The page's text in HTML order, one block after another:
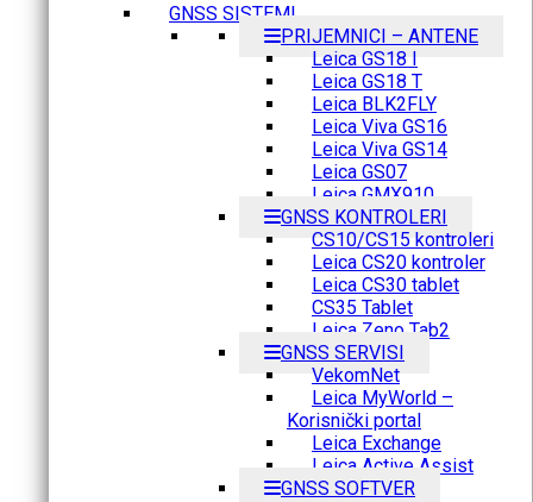
GNSS SISTEMI
PRIJEMNICI – ANTENE
Leica GS18 I
Leica GS18 T
Leica BLK2FLY
Leica Viva GS16
Leica Viva GS14
Leica GS07
Leica GMX910
GNSS KONTROLERI
CS10/CS15 kontroleri
Leica CS20 kontroler
Leica CS30 tablet
CS35 Tablet
Leica Zeno Tab2
GNSS SERVISI
VekomNet
Leica MyWorld –
Korisnički portal
Leica Exchange
Leica Active Assist
GNSS SOFTVER